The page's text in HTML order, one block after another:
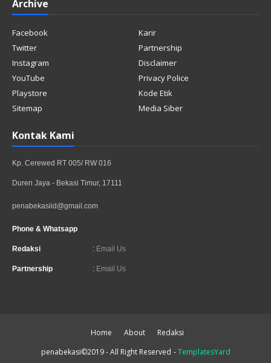
Archive
Facebook
Karir
Twitter
Partnership
Instagram
Disclaimer
YouTube
Privacy Police
Playstore
Kode Etik
Sitemap
Media Siber
Kontak Kami
Kp. Cerewed RT 005/ RW 016
Duren Jaya - Bekasi Timur, 17111
penabekasiid@gmail.com
Phone & Whatsapp
Redaksi : Email Us
Partnership : Email Us
Home About
Redaksi
penabekasi©2019 - All Right Reserved -TemplatesYard